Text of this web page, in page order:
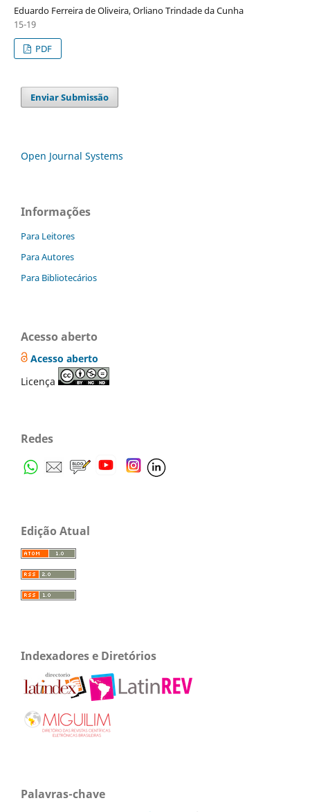
Eduardo Ferreira de Oliveira, Orliano Trindade da Cunha
15-19
PDF
Enviar Submissão
Open Journal Systems
Informações
Para Leitores
Para Autores
Para Bibliotecários
Acesso aberto
Acesso aberto
Licença
Redes
Edição Atual
Indexadores e Diretórios
Palavras-chave